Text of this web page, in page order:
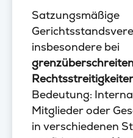
Satzungsmäßige
insbesondere bei
Bedeutung:
Mitglieder oder
in verschiedenen